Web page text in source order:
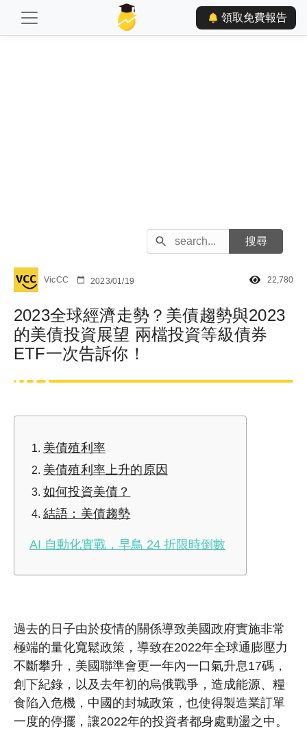
領取免費報告
VicCC 2023/01/19 22,780
2023全球經濟走勢？美債趨勢與2023
的美債投資展望 兩檔投資等級債券
ETF一次告訴你！
美債殖利率
美債殖利率上升的原因
如何投資美債？
結語：美債趨勢
AI 自動化實戰，早鳥 24 折限時倒數
過去的日子由於疫情的關係導致美國政府實施非常
極端的量化寬鬆政策，導致在2022年全球通膨壓力
不斷攀升，美國聯準會更一年內一口氣升息17碼，
創下紀錄，以及去年初的烏俄戰爭，造成能源、糧
食陷入危機，中國的封城政策，也使得製造業訂單
一度的停擺，讓2022年的投資者都身處動盪之中。